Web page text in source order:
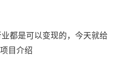
都是可以变现的，今天就给
目介绍